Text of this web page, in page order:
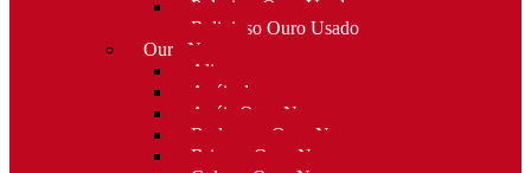
Pulseiras Ouro Usado
Religioso Ouro Usado
Ouro Novo
Alianças
Anéis de curso
Anéis Ouro Novo
Berloques Ouro Novo
Brincos Ouro Novo